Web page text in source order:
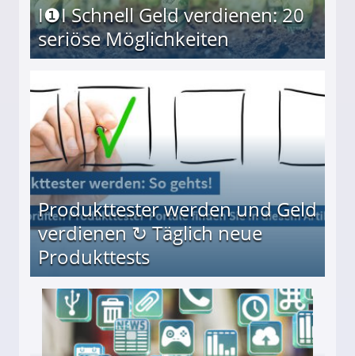
I❶I Schnell Geld verdienen: 20
seriöse Möglichkeiten
Produkttester werden und Geld
verdienen ↻ Täglich neue
Produkttests
↻ Täglich neue Produkttests